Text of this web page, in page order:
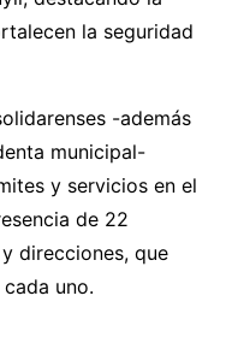
la seguridad
-además
municipal-
y servicios en el
de 22
direcciones, que
uno.